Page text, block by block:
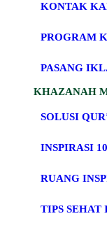
KONTAK
PROGRAM
PASANG
KHAZANAH
SOLUSI
INSPIRASI
RUANG
TIPS SEHAT